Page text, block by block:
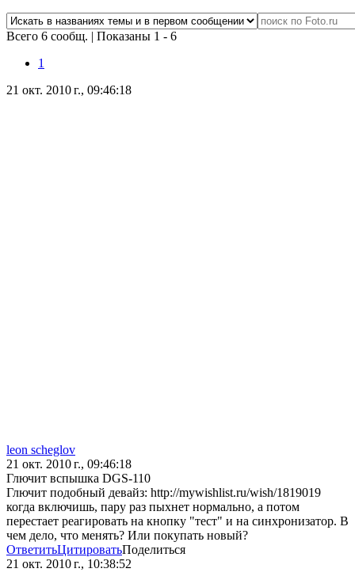
Всего 6 сообщ. | Показаны 1 - 6
1
21 окт. 2010 г., 09:46:18
leon scheglov
21 окт. 2010 г., 09:46:18
Глючит вспышка DGS-110
Глючит подобный девайз: http://mywishlist.ru/wish/1819019
когда включишь, пару раз пыхнет нормально, а потом
перестает реагировать на кнопку "тест" и на синхронизатор. В
чем дело, что менять? Или покупать новый?
ОтветитьЦитироватьПоделиться
21 окт. 2010 г., 10:38:52